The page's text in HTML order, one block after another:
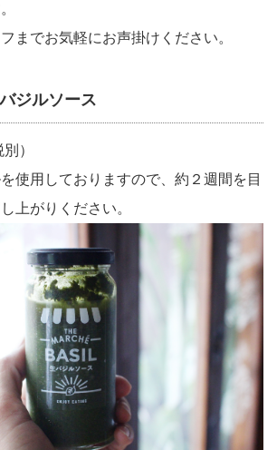
までお気軽にお声掛けください。
ジルソース
）
使用しておりますので、約２週間を目
上がりください。